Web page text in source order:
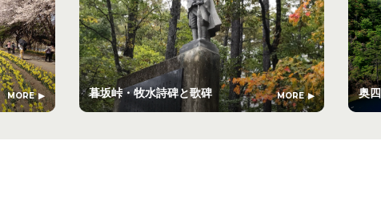
MORE 暮坂峠・牧水詩碑と歌碑 MORE 奥